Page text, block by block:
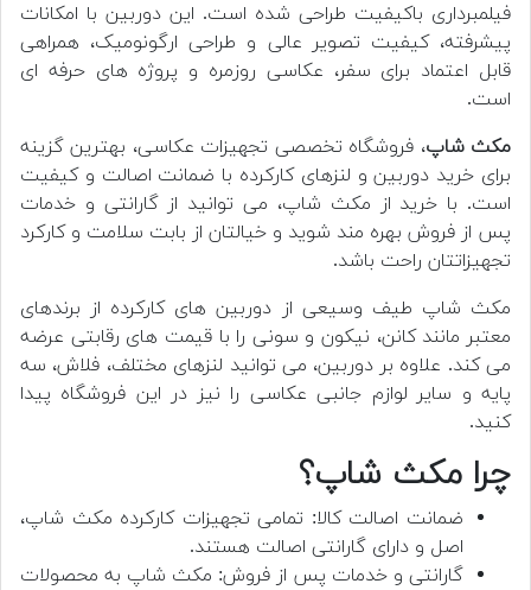
فیلمبرداری باکیفیت طراحی شده است. این دوربین با امکانات
پیشرفته، کیفیت تصویر عالی و طراحی ارگونومیک، همراهی
قابل اعتماد برای سفر، عکاسی روزمره و پروژه های حرفه ای
است.
مکث شاپ، فروشگاه تخصصی تجهیزات عکاسی، بهترین گزینه
برای خرید دوربین و لنزهای کارکرده با ضمانت اصالت و کیفیت
است. با خرید از مکث شاپ، می توانید از گارانتی و خدمات
پس از فروش بهره مند شوید و خیالتان از بابت سلامت و کارکرد
تجهیزاتتان راحت باشد.
مکث شاپ طیف وسیعی از دوربین های کارکرده از برندهای
معتبر مانند کانن، نیکون و سونی را با قیمت های رقابتی عرضه
می کند. علاوه بر دوربین، می توانید لنزهای مختلف، فلاش، سه
پایه و سایر لوازم جانبی عکاسی را نیز در این فروشگاه پیدا
کنید.
چرا مکث شاپ؟
ضمانت اصالت کالا: تمامی تجهیزات کارکرده مکث شاپ،
اصل و دارای گارانتی اصالت هستند.
گارانتی و خدمات پس از فروش: مکث شاپ به محصولات